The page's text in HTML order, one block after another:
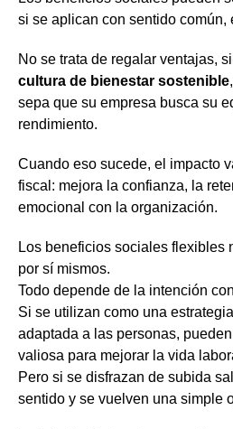
si se aplican con sentido común,
No se trata de regalar ventajas,
cultura de bienestar sostenible
sepa que su empresa busca su
rendimiento.
Cuando eso sucede, el impacto
fiscal: mejora la confianza, la
emocional con la organización.
Los beneficios sociales flexibles
por sí mismos.
Todo depende de la intención
Si se utilizan como una
adaptada a las personas,
valiosa para mejorar la vida
Pero si se disfrazan de subida
sentido y se vuelven una simple